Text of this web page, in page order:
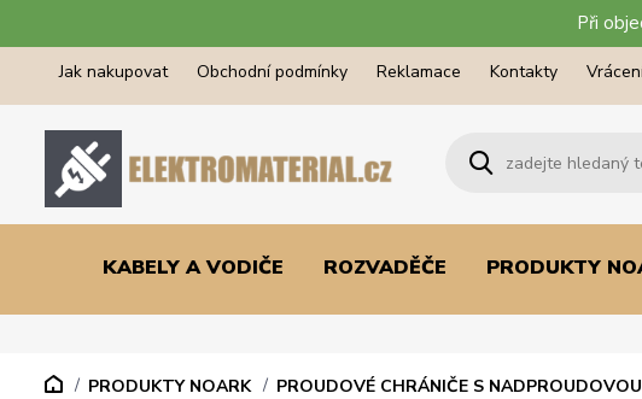
Při
Jak nakupovat Obchodní podmínky Reklamace Kontakty
KABELY A VODIČE ROZVADĚČE PRODUKTY
PRODUKTY NOARK PROUDOVÉ CHRÁNIČE S